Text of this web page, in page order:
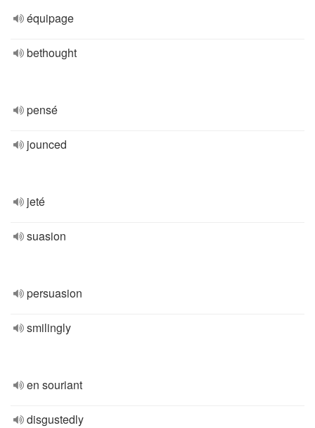
équipage
bethought
pensé
jounced
jeté
suasion
persuasion
smilingly
en souriant
disgustedly